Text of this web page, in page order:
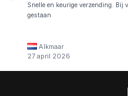
Snelle en keurige verzending. Bij
gestaan
Alkmaar
27 april 2026